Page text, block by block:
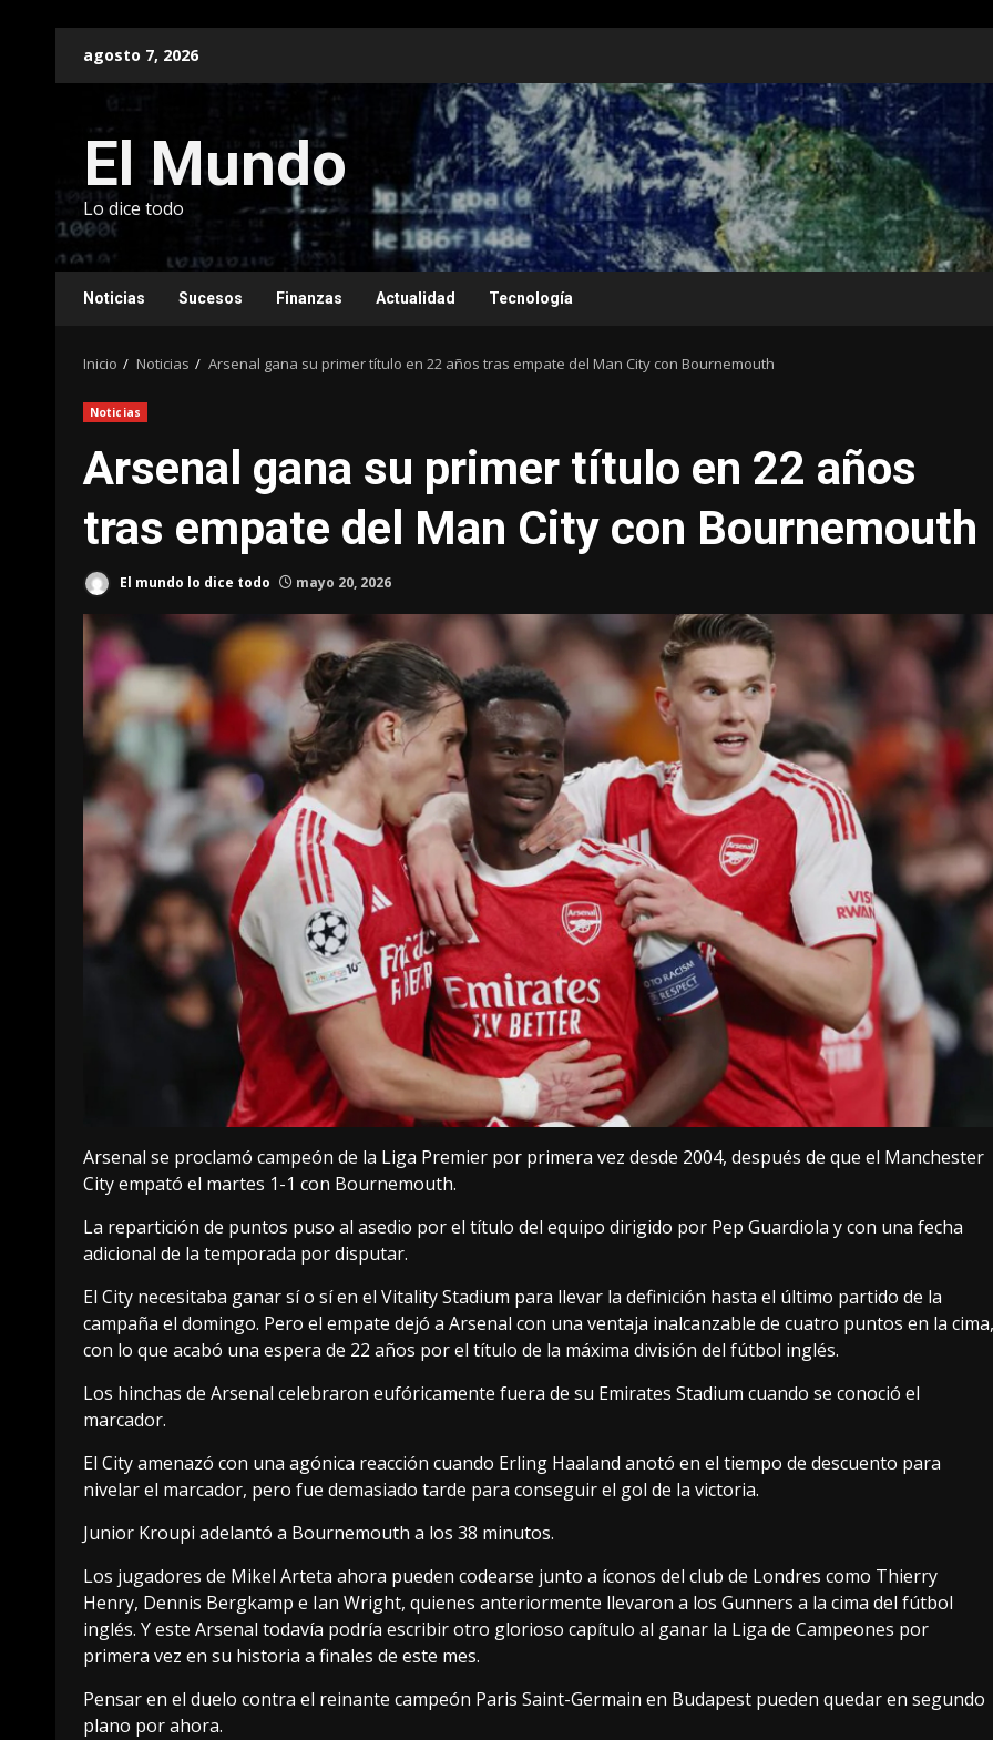
agosto 7, 2026
El Mundo
Lo dice todo
Noticias Sucesos Finanzas Actualidad Tecnología
Inicio Noticias Arsenal gana su primer título en 22 años tras empate del Man City con Bournemouth
Noticias
Arsenal gana su primer título en 22 años
tras empate del Man City con Bournemouth
El mundo lo dice todo mayo 20, 2026
Arsenal se proclamó campeón de la Liga Premier por primera vez desde 2004, después de que el Manchester
City empató el martes 1-1 con Bournemouth.
La repartición de puntos puso al asedio por el título del equipo dirigido por Pep Guardiola y con una fecha
adicional de la temporada por disputar.
El City necesitaba ganar sí o sí en el Vitality Stadium para llevar la definición hasta el último partido de la
campaña el domingo. Pero el empate dejó a Arsenal con una ventaja inalcanzable de cuatro puntos en la cima,
con lo que acabó una espera de 22 años por el título de la máxima división del fútbol inglés.
Los hinchas de Arsenal celebraron eufóricamente fuera de su Emirates Stadium cuando se conoció el
marcador.
El City amenazó con una agónica reacción cuando Erling Haaland anotó en el tiempo de descuento para
nivelar el marcador, pero fue demasiado tarde para conseguir el gol de la victoria.
Junior Kroupi adelantó a Bournemouth a los 38 minutos.
Los jugadores de Mikel Arteta ahora pueden codearse junto a íconos del club de Londres como Thierry
Henry, Dennis Bergkamp e Ian Wright, quienes anteriormente llevaron a los Gunners a la cima del fútbol
inglés. Y este Arsenal todavía podría escribir otro glorioso capítulo al ganar la Liga de Campeones por
primera vez en su historia a finales de este mes.
Pensar en el duelo contra el reinante campeón Paris Saint-Germain en Budapest pueden quedar en segundo
plano por ahora.